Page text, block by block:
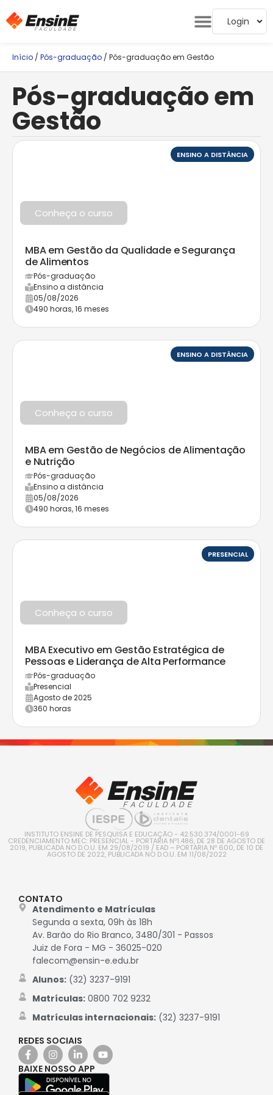
Login
Início / Pós-graduação / Pós-graduação em Gestão
Pós-graduação em
Gestão
Conheça o curso
ENSINO A DISTÂNCIA
MBA em Gestão da Qualidade e Segurança
de Alimentos
Pós-graduação
Ensino a distância
05/08/2026
490 horas, 16 meses
Conheça o curso
ENSINO A DISTÂNCIA
MBA em Gestão de Negócios de Alimentação
e Nutrição
Pós-graduação
Ensino a distância
05/08/2026
490 horas, 16 meses
Conheça o curso
PRESENCIAL
MBA Executivo em Gestão Estratégica de
Pessoas e Liderança de Alta Performance
Pós-graduação
Presencial
Agosto de 2025
360 horas
INSTITUTO ENSINE DE PESQUISA E EDUCAÇÃO - 42.530.374/0001-69
CREDENCIAMENTO MEC: PRESENCIAL - PORTARIA Nº1.486, DE 28 DE AGOSTO DE
2019, PUBLICADA NO D.O.U. EM 29/08/2019 / EAD – PORTARIA Nº 600, DE 10 DE
AGOSTO DE 2022, PUBLICADA NO D.O.U. EM 11/08/2022
CONTATO
Atendimento e Matrículas
Segunda a sexta, 09h às 18h
Av. Barão do Rio Branco, 3480/301 - Passos
Juiz de Fora - MG - 36025-020
falecom@ensin-e.edu.br
Alunos:(32) 3237-9191
Matrículas:0800 702 9232
Matrículas internacionais:(32) 3237-9191
REDES SOCIAIS
BAIXE NOSSO APP